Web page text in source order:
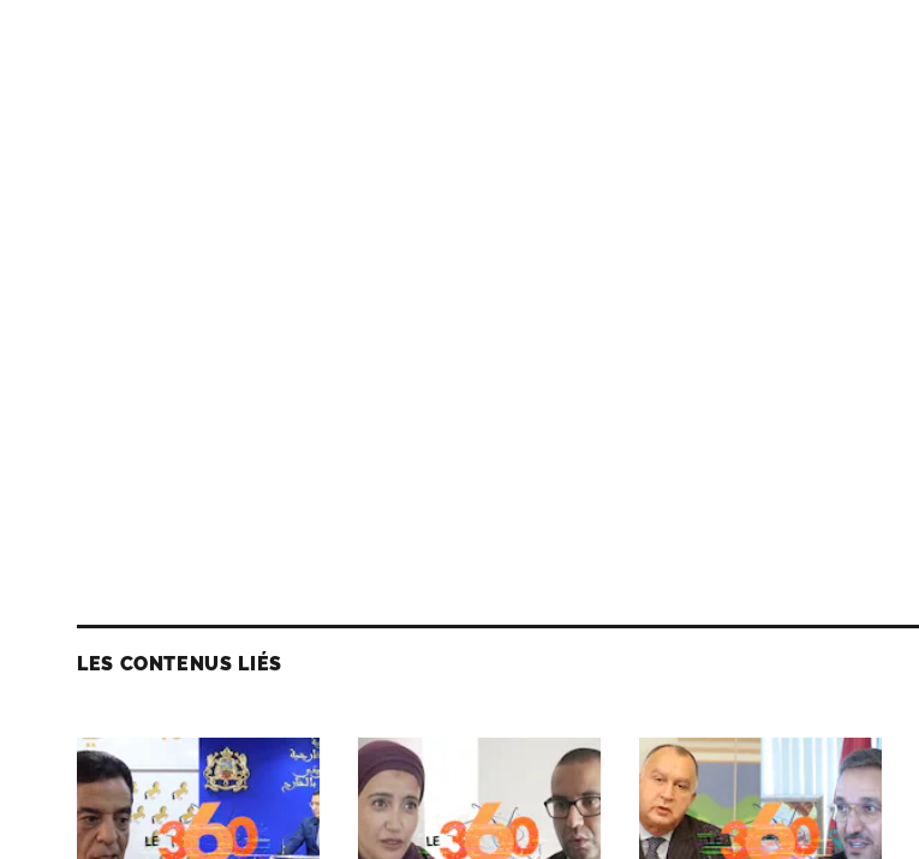
LES CONTENUS LIÉS